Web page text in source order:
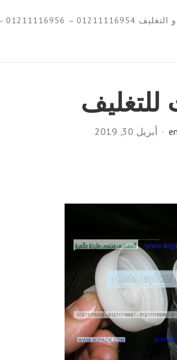
– 01211116958
أبريل 30, 2019